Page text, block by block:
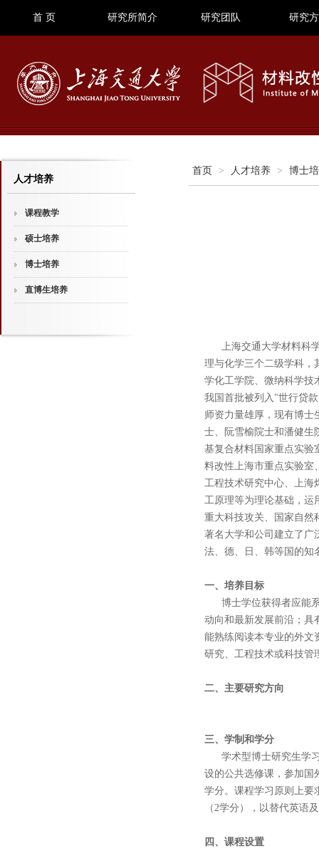
首 页 研究所简介 研究团队 研究
人才培养
课程教学
硕士培养
博士培养
直博生培养
首页 > 人才培养 > 博士
上海交通大学材料科学
理与化学三个二级学科，
学化工学院、微纳科学技
我国首批被列入"世行贷
师资力量雄厚，现有博士
士、阮雪榆院士和潘健生
基复合材料国家重点实验
料改性上海市重点实验室
工程技术研究中心、上海
工原理等为理论基础，运
重大科技攻关、国家自然
著名大学和公司建立了广
法、德、日、韩等国的知
一、培养目标
博士学位获得者应能系
动向和最新发展前沿；具
能熟练阅读本专业的外文
研究、工程技术或科技管
二、主要研究方向
三、学制和学分
学术型博士研究生学习
设的公共选修课，参加国
学分。课程学习原则上要
（2学分），以替代英语
四、课程设置